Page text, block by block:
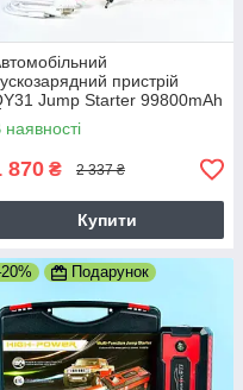
пристрій
Jump Starter 99800mAh
C
наявності
870 ₴ 2 337 ₴
Купити
Подарунок